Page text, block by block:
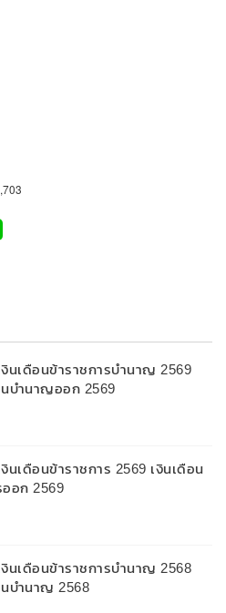
นเดือนข้าราชการบํานาญ 2569
นบำนาญออก 2569
นเดือนข้าราชการ 2569 เงินเดือน
อก 2569
นเดือนข้าราชการบํานาญ 2568
นบำนาญ 2568